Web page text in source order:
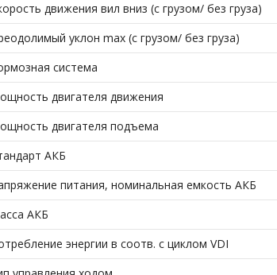
движения вил вниз (с грузом/ без груза)
уклон max (с грузом/ без груза)
система
двигателя движения
двигателя подъема
АКБ
питания, номинальная емкость АКБ
АКБ
энергии в соотв. с циклом VDI